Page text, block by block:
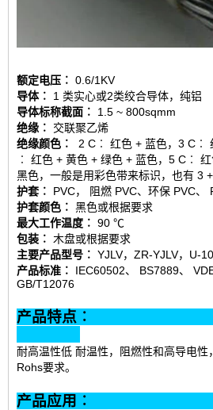
额定电压︰ 0.6/1KV
导体︰
1 类实心或2类绞合导体，纯铝
导体标称截面︰
1.5 ~ 800sqmm
绝缘︰
交联聚乙烯
绝缘颜色︰
2 C︰ 红色 + 蓝色，3 C︰
︰ 红色 + 黄色 + 绿色 + 蓝色，5 C︰
黑色，一般是用彩色带来标识，也有 3
护套︰
PVC， 阻燃 PVC、环保 PVC、
护套颜色︰ 黑色或根据要求
最大工作温度︰ 90 ℃
包装︰
木盘或根据要求
主要产品型号︰ YJLV，ZR-YJLV，U-
产品标准︰
IEC60502、 BS7889、
GB/T12076
产品特
耐高温性低 耐温性，阻燃性和高导电
Rohs要求。
产品应